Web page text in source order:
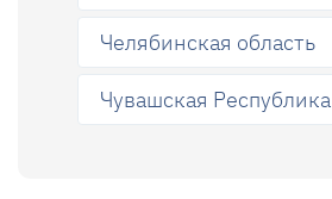
Челябинская область
Чувашская Республика